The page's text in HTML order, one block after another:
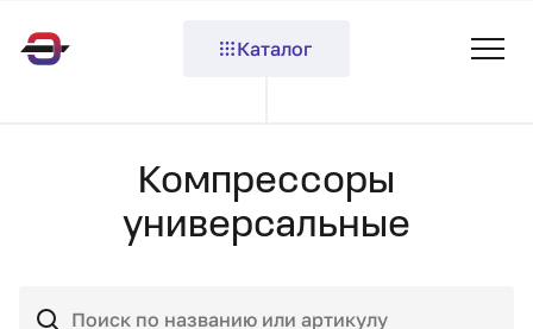
Каталог
Компрессоры
универсальные